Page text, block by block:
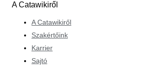
A Catawikiről
A Catawikiről
Szakértőink
Karrier
Sajtó